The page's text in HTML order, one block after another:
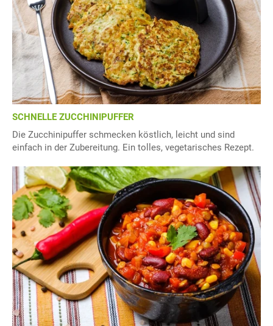
SCHNELLE ZUCCHINIPUFFER
Die Zucchinipuffer schmecken köstlich, leicht und sind
einfach in der Zubereitung. Ein tolles, vegetarisches Rezept.